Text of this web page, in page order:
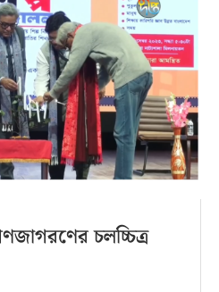
চলচ্চিত্র